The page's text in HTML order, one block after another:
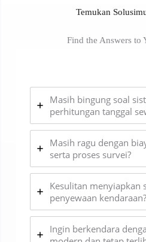
Temukan
Find the Answers to
Masih bingung soal
perhitungan tanggal
Masih ragu dengan
serta proses survei?
Kesulitan menyiapkan
penyewaan kendaraan?
Ingin berkendara